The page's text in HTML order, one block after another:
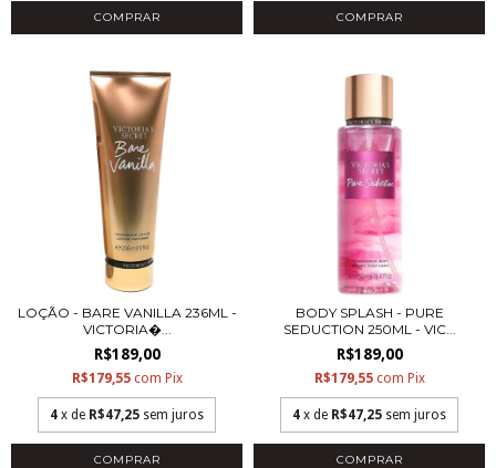
COMPRAR COMPRAR
LOÇÃO - BARE VANILLA 236ML -
VICTORIA�...
R$189,00
R$179,55 com Pix
4 x de R$47,25 sem juros
COMPRAR
BODY SPLASH - PURE
SEDUCTION 250ML - VIC...
R$189,00
R$179,55 com Pix
4 x de R$47,25 sem juros
COMPRAR